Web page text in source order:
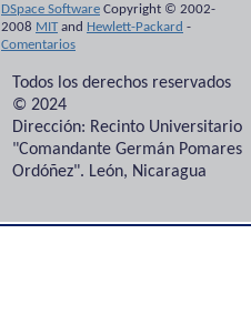
DSpace Software Copyright © 2002-
2008 MITand Hewlett-Packard -
Comentarios
Todos los derechos reservados
© 2024
Dirección: Recinto Universitario
"Comandante Germán Pomares
Ordóñez". León, Nicaragua